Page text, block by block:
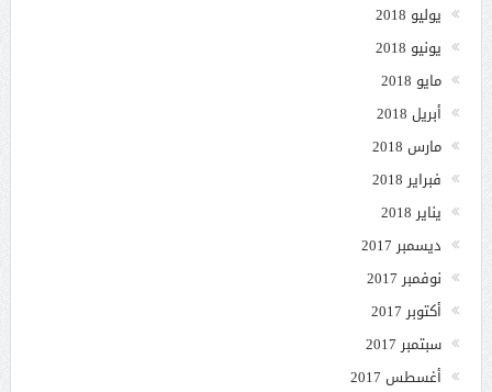
يوليو 2018
يونيو 2018
مايو 2018
أبريل 2018
مارس 2018
فبراير 2018
يناير 2018
ديسمبر 2017
نوفمبر 2017
أكتوبر 2017
سبتمبر 2017
أغسطس 2017